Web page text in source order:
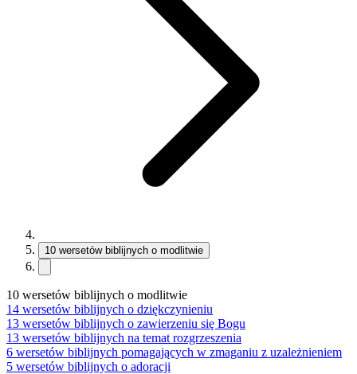
10 wersetów biblijnych o modlitwie
10 wersetów biblijnych o modlitwie
14 wersetów biblijnych o dziękczynieniu
13 wersetów biblijnych o zawierzeniu się Bogu
13 wersetów biblijnych na temat rozgrzeszenia
6 wersetów biblijnych pomagających w zmaganiu z uzależnieniem
5 wersetów biblijnych o adoracji